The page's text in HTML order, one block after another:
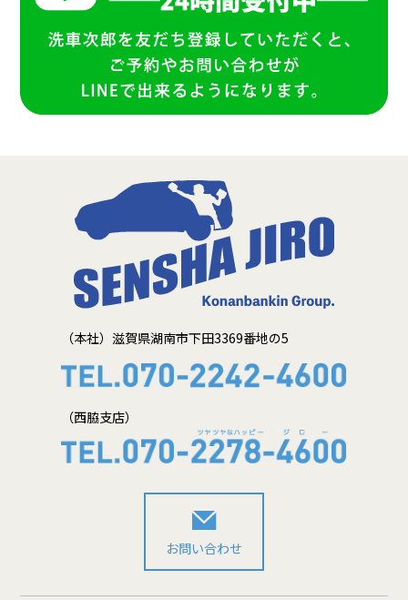
（本社）滋賀県湖南市下田3369番地の5
（西脇支店）
お問い合わせ